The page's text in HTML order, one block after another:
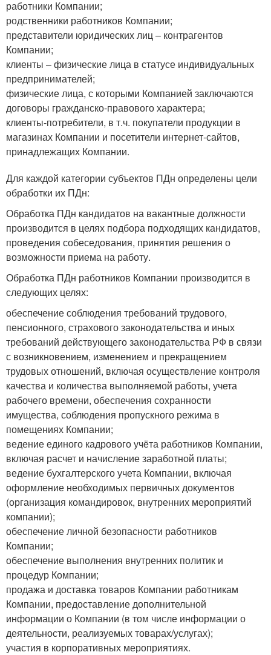
работники Компании;
родственники работников Компании;
представители юридических лиц – контрагентов
Компании;
клиенты – физические лица в статусе индивидуальных
предпринимателей;
физические лица, с которыми Компанией заключаются
договоры гражданско-правового характера;
клиенты-потребители, в т.ч. покупатели продукции в
магазинах Компании и посетители интернет-сайтов,
принадлежащих Компании.
Для каждой категории субъектов ПДн определены цели
обработки их ПДн:
Обработка ПДн кандидатов на вакантные должности
производится в целях подбора подходящих кандидатов,
проведения собеседования, принятия решения о
возможности приема на работу.
Обработка ПДн работников Компании производится в
следующих целях:
обеспечение соблюдения требований трудового,
пенсионного, страхового законодательства и иных
требований действующего законодательства РФ в связи
с возникновением, изменением и прекращением
трудовых отношений, включая осуществление контроля
качества и количества выполняемой работы, учета
рабочего времени, обеспечения сохранности
имущества, соблюдения пропускного режима в
помещениях Компании;
ведение единого кадрового учёта работников Компании,
включая расчет и начисление заработной платы;
ведение бухгалтерского учета Компании, включая
оформление необходимых первичных документов
(организация командировок, внутренних мероприятий
компании);
обеспечение личной безопасности работников
Компании;
обеспечение выполнения внутренних политик и
процедур Компании;
продажа и доставка товаров Компании работникам
Компании, предоставление дополнительной
информации о Компании (в том числе информации о
деятельности, реализуемых товарах/услугах);
участия в корпоративных мероприятиях.